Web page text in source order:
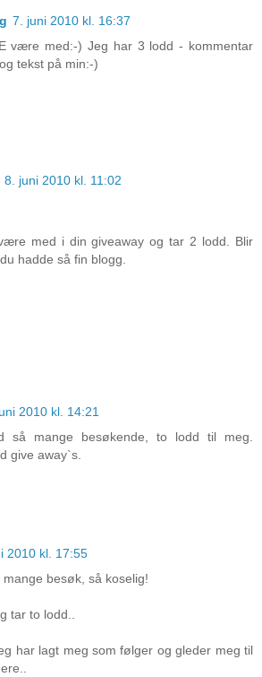
7. juni 2010 kl. 16:37
være med:-) Jeg har 3 lodd - kommentar
tekst på min:-)
8. juni 2010 kl. 11:02
med i din giveaway og tar 2 lodd. Blir
hadde så fin blogg.
2010 kl. 14:21
så mange besøkende, to lodd til meg.
give away`s.
2010 kl. 17:55
besøk, så koselig!
tar to lodd..
har lagt meg som følger og gleder meg til